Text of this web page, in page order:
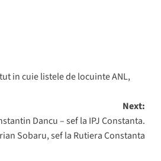
in cuie listele de locuinte ANL,
Next:
Dancu – sef la IPJ Constanta.
Sobaru, sef la Rutiera Constanta